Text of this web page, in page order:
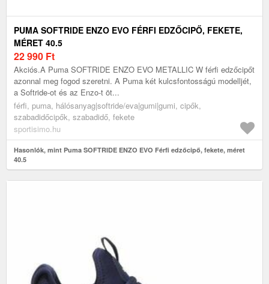
PUMA SOFTRIDE ENZO EVO FÉRFI EDZŐCIPŐ, FEKETE,
MÉRET 40.5
22 990 Ft
Akciós.A Puma SOFTRIDE ENZO EVO METALLIC W férfi edzőcipőt
azonnal meg fogod szeretni. A Puma két kulcsfontosságú modelljét,
a Softride-ot és az Enzo-t öt...
férfi, puma, hálósanyag|softride/eva|gumi|gumi, cipők,
szabadidőcipők, szabadidő, fekete
sportisimo.hu
Hasonlók, mint Puma SOFTRIDE ENZO EVO Férfi edzőcipő, fekete, méret
40.5